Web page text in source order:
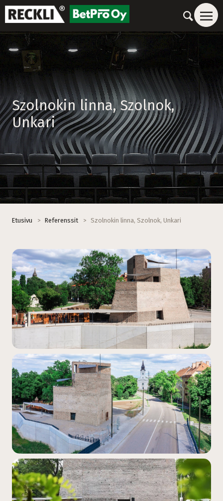
Szolnokin linna, Szolnok,
Unkari
Etusivu > Referenssit > Szolnokin linna, Szolnok, Unkari